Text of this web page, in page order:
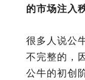
的市场注入
很多人说公
不完整的，
公牛的初创